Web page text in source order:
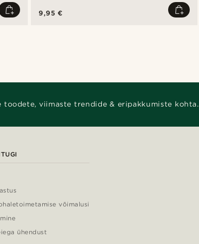
9,95 €
toodete, viimaste trendide & eripakkumiste kohta.
võimalusi
ühendust